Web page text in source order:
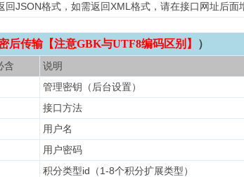
JSON格式，如需返回XML格式，请在接口网址后面
后传输【注意GBK与UTF8编码区别】 ）
含 说明
管理密钥（后台设置）
接口方法
用户名
用户密码
积分类型id（1-8个积分扩展类型）